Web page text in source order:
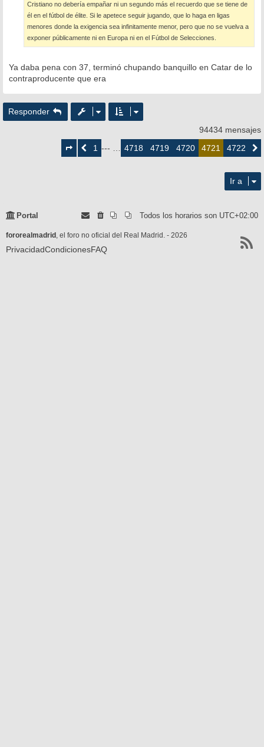
Cristiano no debería empañar ni un segundo más el recuerdo que se tiene de
él en el fútbol de élite. Si le apetece seguir jugando, que lo haga en ligas
menores donde la exigencia sea infinitamente menor, pero que no se vuelva a
exponer públicamente ni en Europa ni en el Fútbol de Selecciones.
Ya daba pena con 37, terminó chupando banquillo en Catar de lo
contraproducente que era
Responder
94434 mensajes
deAnterior1 --- … 4718 4719 4720 4721 4722
Ir a
Portal Todos los horarios son UTC+02:00
fororealmadrid , el foro no oficial del Real Madrid. - 2026
PrivacidadCondicionesFAQ